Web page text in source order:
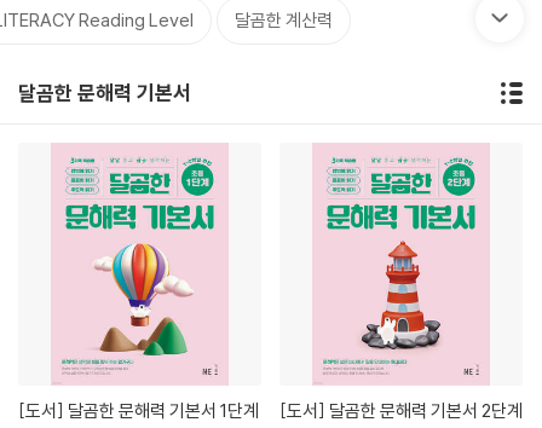
Reading Level 달곰한 계산력
달곰한 문해력 기본서
[도서] 달곰한 문해력 기본서 1단계 [도서] 달곰한 문해력 기본서 2단계